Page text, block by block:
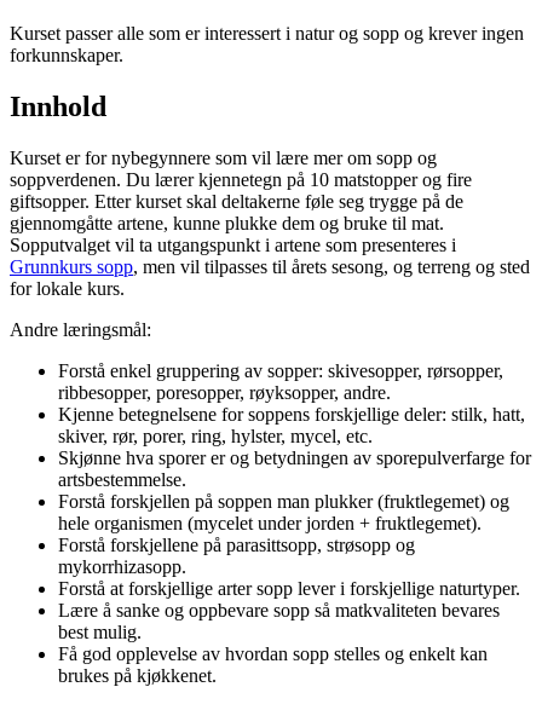
Kurset passer alle som er interessert i natur og sopp og krever ingen
forkunnskaper.
Innhold
Kurset er for nybegynnere som vil lære mer om sopp og
soppverdenen. Du lærer kjennetegn på 10 matstopper og fire
giftsopper. Etter kurset skal deltakerne føle seg trygge på de
gjennomgåtte artene, kunne plukke dem og bruke til mat.
Sopputvalget vil ta utgangspunkt i artene som presenteres i
Grunnkurs sopp, men vil tilpasses til årets sesong, og terreng og sted
for lokale kurs.
Andre læringsmål:
Forstå enkel gruppering av sopper: skivesopper, rørsopper,
ribbesopper, poresopper, røyksopper, andre.
Kjenne betegnelsene for soppens forskjellige deler: stilk, hatt,
skiver, rør, porer, ring, hylster, mycel, etc.
Skjønne hva sporer er og betydningen av sporepulverfarge for
artsbestemmelse.
Forstå forskjellen på soppen man plukker (fruktlegemet) og
hele organismen (mycelet under jorden + fruktlegemet).
Forstå forskjellene på parasittsopp, strøsopp og
mykorrhizasopp.
Forstå at forskjellige arter sopp lever i forskjellige naturtyper.
Lære å sanke og oppbevare sopp så matkvaliteten bevares
best mulig.
Få god opplevelse av hvordan sopp stelles og enkelt kan
brukes på kjøkkenet.